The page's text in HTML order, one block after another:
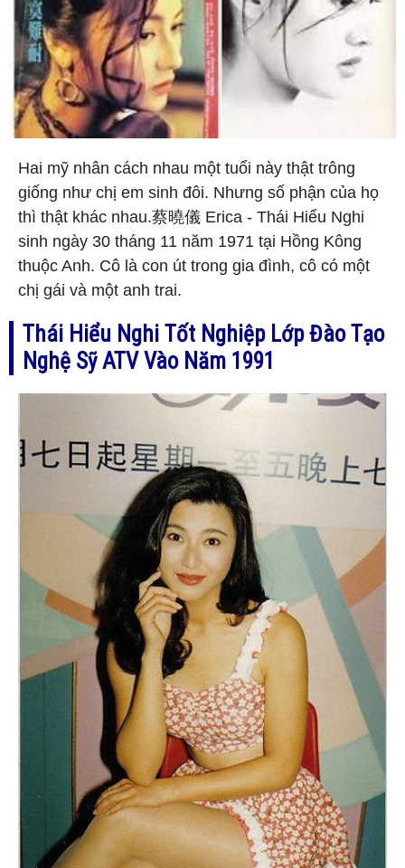
Hai mỹ nhân cách nhau một tuổi này thật trông
giống như chị em sinh đôi. Nhưng số phận của họ
thì thật khác nhau.蔡曉儀 Erica - Thái Hiểu Nghi
sinh ngày 30 tháng 11 năm 1971 tại Hồng Kông
thuộc Anh. Cô là con út trong gia đình, cô có một
chị gái và một anh trai.
Thái Hiểu Nghi Tốt Nghiệp Lớp Đào Tạo
Nghệ Sỹ ATV Vào Năm 1991